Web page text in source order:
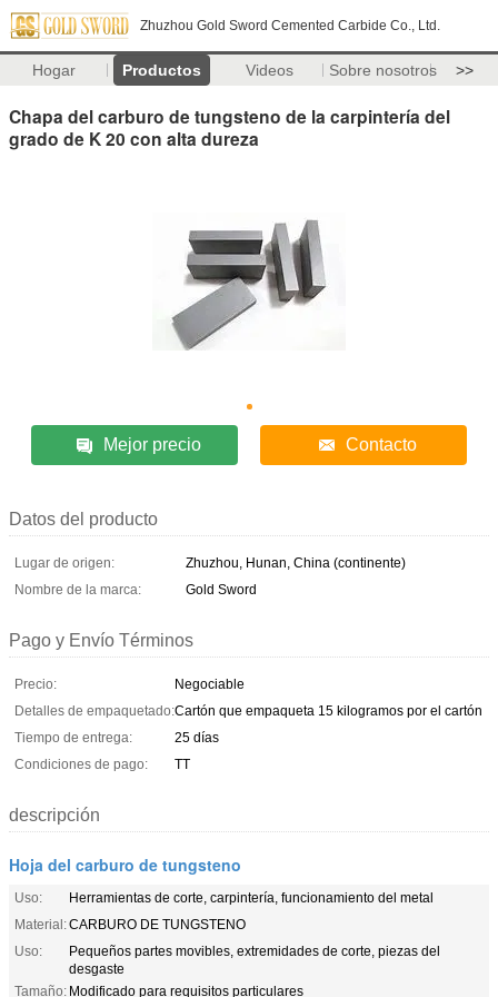
Zhuzhou Gold Sword Cemented Carbide Co., Ltd.
Hogar Productos Videos Sobre nosotros >>
Chapa del carburo de tungsteno de la carpintería del
grado de K 20 con alta dureza
Mejor precio Contacto
Datos del producto
Lugar de origen:
Zhuzhou, Hunan, China (continente)
Nombre de la marca:
Gold Sword
Pago y Envío Términos
Precio:
Negociable
Detalles de empaquetado:Cartón que empaqueta 15 kilogramos por el cartón
Tiempo de entrega:
25 días
Condiciones de pago:
TT
descripción
Hoja del carburo de tungsteno
Uso:
Herramientas de corte, carpintería, funcionamiento del metal
Material:CARBURO DE TUNGSTENO
Uso:
Pequeños partes movibles, extremidades de corte, piezas del
desgaste
Tamaño: Modificado para requisitos particulares